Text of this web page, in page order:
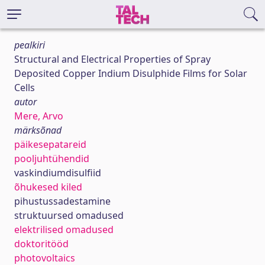
pealkiri
Structural and Electrical Properties of Spray
Deposited Copper Indium Disulphide Films for Solar
Cells
autor
Mere, Arvo
märksõnad
päikesepatareid
pooljuhtühendid
vaskindiumdisulfiid
õhukesed kiled
pihustussadestamine
struktuursed omadused
elektrilised omadused
doktoritööd
photovoltaics